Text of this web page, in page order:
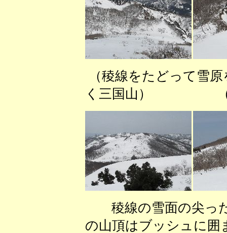
（稜線をたどって
く三国山） （も
稜線の雪面の尖った
の山頂はブッシュに囲